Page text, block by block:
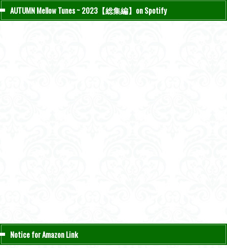
AUTUMN Mellow Tunes ~ 2023【総集編】on Spotify
Notice for Amazon Link